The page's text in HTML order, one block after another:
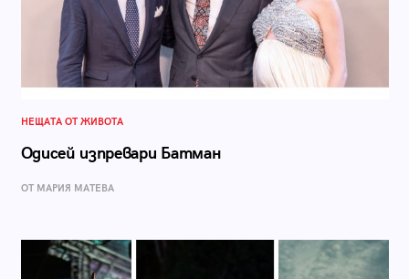
НЕЩАТА ОТ ЖИВОТА
Одисей изпревари Батман
ОТ МАРИЯ МАТЕВА